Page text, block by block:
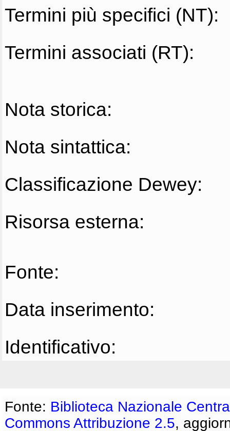
Termini più specifici (NT):
Termini associati (RT):
Nota storica:
Nota sintattica:
Classificazione Dewey:
Risorsa esterna:
Fonte:
Data inserimento:
Identificativo:
Fonte: Biblioteca Nazionale
Commons Attribuzione 2.5,